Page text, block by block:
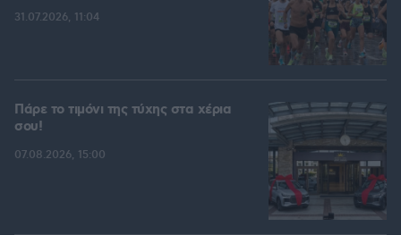
31.07.2026, 11:04
Πάρε το τιμόνι της τύχης στα χέρια
σου!
07.08.2026, 15:00